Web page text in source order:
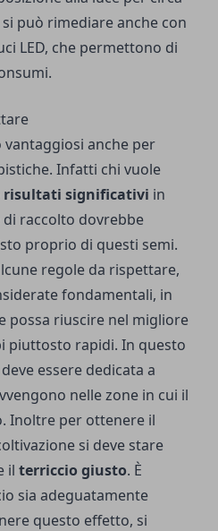
può rimediare anche con
LED, che permettono di
anche per
Infatti chi vuole
risultati significativi in
raccolto dovrebbe
proprio di questi semi.
regole da rispettare,
fondamentali, in
possa riuscire nel migliore
piuttosto rapidi. In questo
essere dedicata a
nelle zone in cui il
Inoltre per ottenere il
si deve stare
il terriccio giusto. È
sia adeguatamente
questo effetto, si